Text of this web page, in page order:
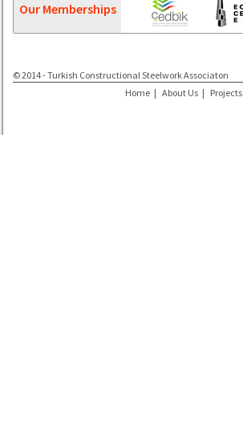
Our Memberships
© 2014 - Turkish Constructional Steelwork Associaton
Home | About Us | Projects